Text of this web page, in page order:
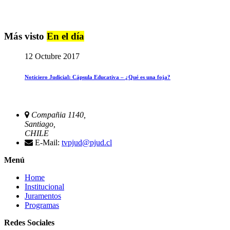
Más visto En el día
12 Octubre 2017
Noticiero Judicial: Cápsula Educativa – ¿Qué es una foja?
Compañia 1140,
Santiago,
CHILE
E-Mail: tvpjud@pjud.cl
Menú
Home
Institucional
Juramentos
Programas
Redes Sociales